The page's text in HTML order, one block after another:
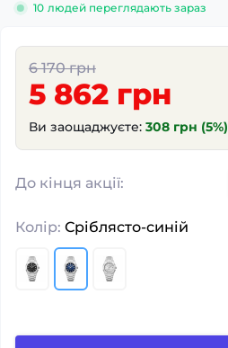
10 людей переглядають зараз
6 170 грн
5 862 грн
Ви заощаджуєте: 308 грн (5%)
До кінця акції:
Колір: Сріблясто-синій